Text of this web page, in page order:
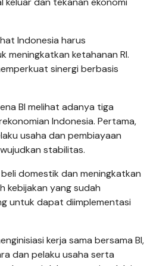
Indonesia harus
meningkatkan ketahanan RI.
sinergi berbasis
BI melihat adanya tiga
Indonesia. Pertama,
usaha dan pembiayaan
stabilitas.
domestik dan meningkatkan
kebijakan yang sudah
untuk dapat diimplementasi
kerja sama bersama BI,
dan pelaku usaha serta